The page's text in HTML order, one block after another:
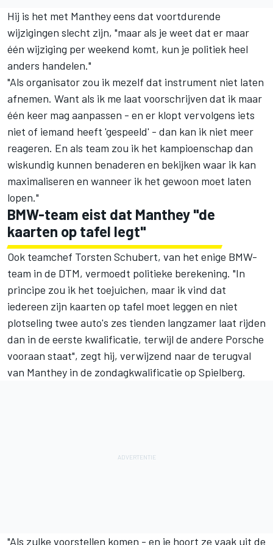
Hij is het met Manthey eens dat voortdurende
wijzigingen slecht zijn, "maar als je weet dat er maar
één wijziging per weekend komt, kun je politiek heel
anders handelen."
"Als organisator zou ik mezelf dat instrument niet laten
afnemen. Want als ik me laat voorschrijven dat ik maar
één keer mag aanpassen - en er klopt vervolgens iets
niet of iemand heeft 'gespeeld' - dan kan ik niet meer
reageren. En als team zou ik het kampioenschap dan
wiskundig kunnen benaderen en bekijken waar ik kan
maximaliseren en wanneer ik het gewoon moet laten
lopen."
BMW-team eist dat Manthey "de
kaarten op tafel legt"
Ook teamchef Torsten Schubert, van het enige BMW-
team in de DTM, vermoedt politieke berekening. "In
principe zou ik het toejuichen, maar ik vind dat
iedereen zijn kaarten op tafel moet leggen en niet
plotseling twee auto's zes tienden langzamer laat rijden
dan in de eerste kwalificatie, terwijl de andere Porsche
vooraan staat", zegt hij, verwijzend naar de terugval
van Manthey in de zondagkwalificatie op Spielberg.
"Als zulke voorstellen komen - en je hoort ze vaak uit de